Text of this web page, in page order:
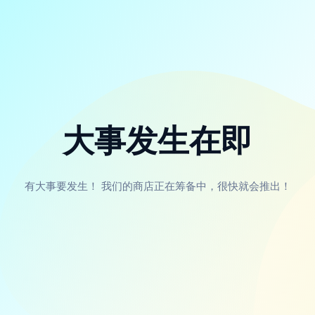
大事发生在即
有大事要发生！ 我们的商店正在筹备中，很快就会推出！